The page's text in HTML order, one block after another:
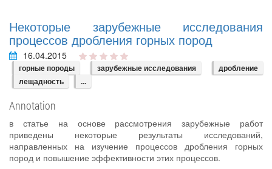
Некоторые зарубежные исследования
процессов дробления горных пород
16.04.2015
горные породы зарубежные исследования
дробление
лещадность
...
Annotation
в статье на основе рассмотрения зарубежные работ
приведены некоторые результаты исследований,
направленных на изучение процессов дробления горных
пород и повышение эффективности этих процессов.